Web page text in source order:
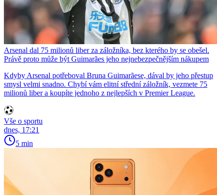
Arsenal dal 75 milionů liber za záložníka, bez kterého by se obešel.
Právě proto může být Guimarães jeho nejnebezpečnějším nákupem
Kdyby Arsenal potřeboval Bruna Guimarãese, dával by jeho přestup
smysl velmi snadno. Chybí vám elitní střední záložník, vezmete 75
milionů liber a koupíte jednoho z nejlepších v Premier League.
Vše o sportu
dnes, 17:21
5 min